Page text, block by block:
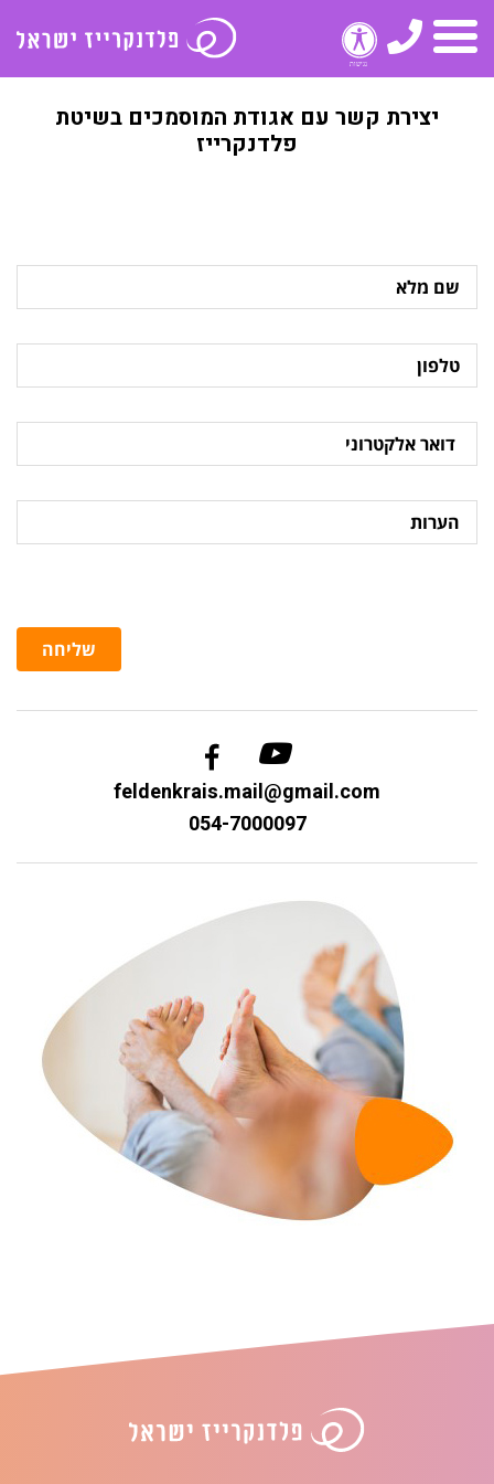
תפריט
טלפון
יצירת קשר עם אגודת המוסמכים בשיטת
פלדנקרייז
מלא
טלפון
אלקטרוני
הערות
שליחה
feldenkrais.mail@gmail.com
054-7000097